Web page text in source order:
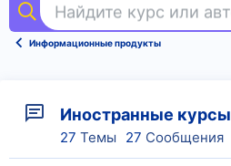
Информационные продукты
Иностранные курсы
27 Темы 27 Сообщения